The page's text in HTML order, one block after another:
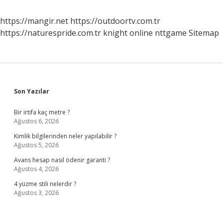
https://mangir.net https://outdoortv.com.tr
https://naturespride.com.tr knight online nttgame Sitemap
Sidebar
Son Yazılar
Bir irtifa kaç metre ?
Ağustos 6, 2026
Kimlik bilgilerinden neler yapılabilir ?
Ağustos 5, 2026
Avans hesap nasıl ödenir garanti ?
Ağustos 4, 2026
4 yüzme stili nelerdir ?
Ağustos 3, 2026